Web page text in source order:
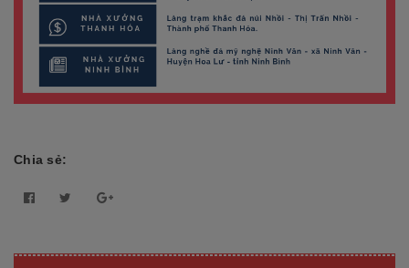
Chia sẻ: